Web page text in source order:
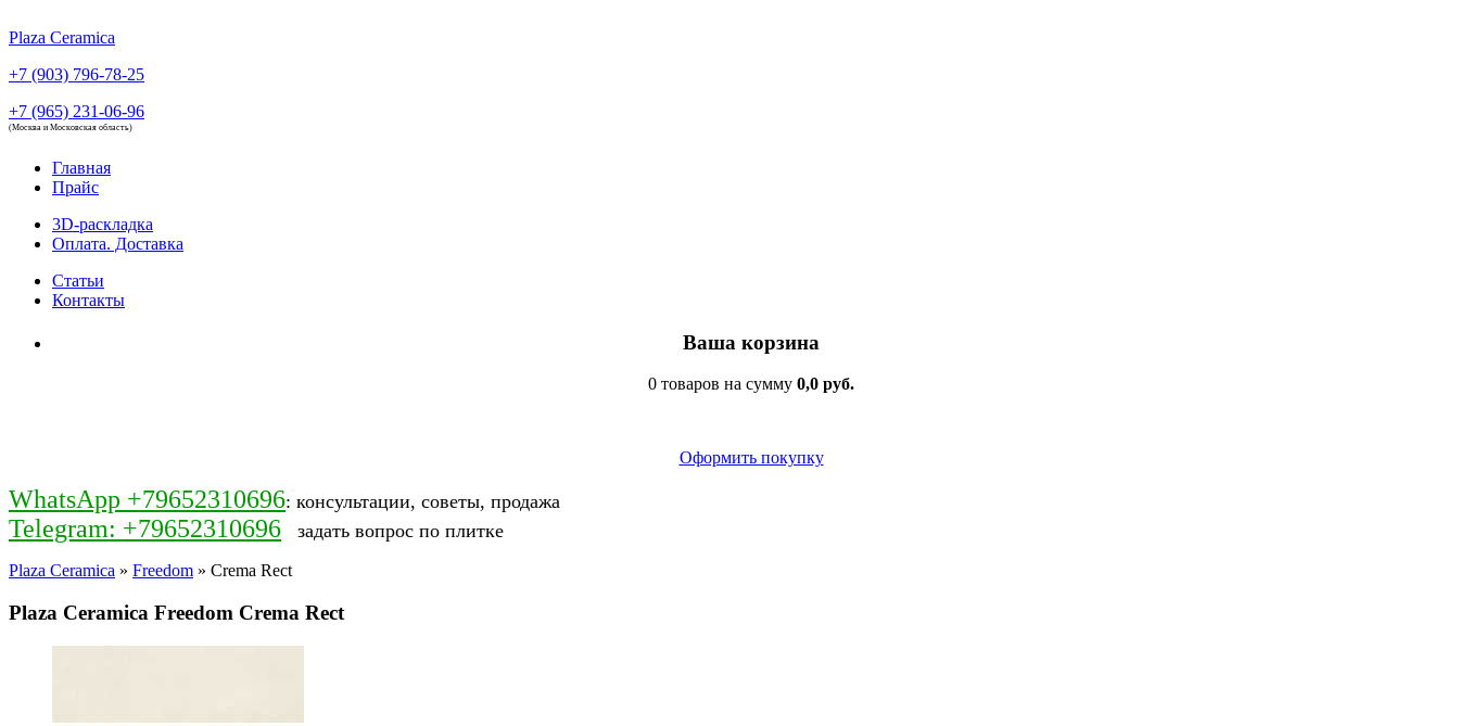
Plaza Ceramica
+7 (903) 796-78-25
+7 (965) 231-06-96
(Москва и Московская область)
Главная
Прайс
3D-раскладка
Оплата. Доставка
Статьи
Контакты
Ваша корзина
0 товаров на сумму 0,0 руб.
Оформить покупку
WhatsApp +79652310696: консультации, советы, продажа
Telegram: +79652310696 задать вопрос по плитке
Plaza Ceramica » Freedom » Crema Rect
Plaza Ceramica Freedom Crema Rect